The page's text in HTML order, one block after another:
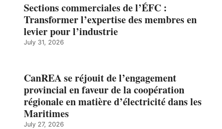
Sections commerciales de l’ÉFC :
Transformer l’expertise des membres en
levier pour l’industrie
July 31, 2026
CanREA se réjouit de l’engagement
provincial en faveur de la coopération
régionale en matière d’électricité dans les
Maritimes
July 27, 2026